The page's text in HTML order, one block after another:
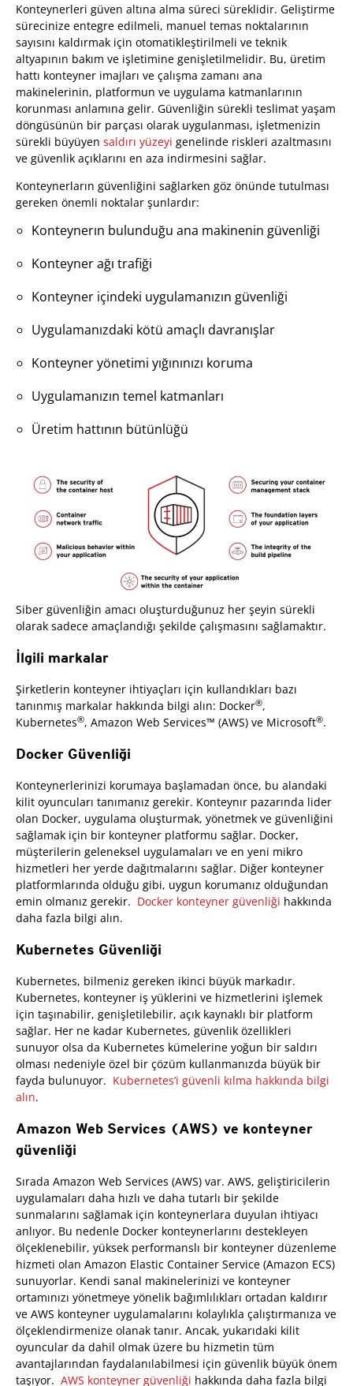
Konteynerleri güven altına alma süreci süreklidir. Geliştirme
sürecinize entegre edilmeli, manuel temas noktalarının
sayısını kaldırmak için otomatikleştirilmeli ve teknik
altyapının bakım ve işletimine genişletilmelidir. Bu, üretim
hattı konteyner imajları ve çalışma zamanı ana
makinelerinin, platformun ve uygulama katmanlarının
korunması anlamına gelir. Güvenliğin sürekli teslimat yaşam
döngüsünün bir parçası olarak uygulanması, işletmenizin
sürekli büyüyen saldırı yüzeyi genelinde riskleri azaltmasını
ve güvenlik açıklarını en aza indirmesini sağlar.
Konteynerların güvenliğini sağlarken göz önünde tutulması
gereken önemli noktalar şunlardır:
Konteynerın bulunduğu ana makinenin güvenliği
Konteyner ağı trafiği
Konteyner içindeki uygulamanızın güvenliği
Uygulamanızdaki kötü amaçlı davranışlar
Konteyner yönetimi yığınınızı koruma
Uygulamanızın temel katmanları
Üretim hattının bütünlüğü
Siber güvenliğin amacı oluşturduğunuz her şeyin sürekli
olarak sadece amaçlandığı şekilde çalışmasını sağlamaktır.
İlgili markalar
Şirketlerin konteyner ihtiyaçları için kullandıkları bazı
tanınmış markalar hakkında bilgi alın: Docker®,
Kubernetes®, Amazon Web Services™ (AWS) ve Microsoft®.
Docker Güvenliği
Konteynerlerinizi korumaya başlamadan önce, bu alandaki
kilit oyuncuları tanımanız gerekir. Konteynır pazarında lider
olan Docker, uygulama oluşturmak, yönetmek ve güvenliğini
sağlamak için bir konteyner platformu sağlar. Docker,
müşterilerin geleneksel uygulamaları ve en yeni mikro
hizmetleri her yerde dağıtmalarını sağlar. Diğer konteyner
platformlarında olduğu gibi, uygun korumanız olduğundan
emin olmanız gerekir. Docker konteyner güvenliği hakkında
daha fazla bilgi alın.
Kubernetes Güvenliği
Kubernetes, bilmeniz gereken ikinci büyük markadır.
Kubernetes, konteyner iş yüklerini ve hizmetlerini işlemek
için taşınabilir, genişletilebilir, açık kaynaklı bir platform
sağlar. Her ne kadar Kubernetes, güvenlik özellikleri
sunuyor olsa da Kubernetes kümelerine yoğun bir saldırı
olması nedeniyle özel bir çözüm kullanmanızda büyük bir
fayda bulunuyor. Kubernetes’i güvenli kılma hakkında bilgi
alın.
Amazon Web Services (AWS) ve konteyner
güvenliği
Sırada Amazon Web Services (AWS) var. AWS, geliştiricilerin
uygulamaları daha hızlı ve daha tutarlı bir şekilde
sunmalarını sağlamak için konteynerlara duyulan ihtiyacı
anlıyor. Bu nedenle Docker konteynerlarını destekleyen
ölçeklenebilir, yüksek performanslı bir konteyner düzenleme
hizmeti olan Amazon Elastic Container Service (Amazon ECS)
sunuyorlar. Kendi sanal makinelerinizi ve konteyner
ortamınızı yönetmeye yönelik bağımlılıkları ortadan kaldırır
ve AWS konteyner uygulamalarını kolaylıkla çalıştırmanıza ve
ölçeklendirmenize olanak tanır. Ancak, yukarıdaki kilit
oyuncular da dahil olmak üzere bu hizmetin tüm
avantajlarından faydalanılabilmesi için güvenlik büyük önem
taşıyor. AWS konteyner güvenliği hakkında daha fazla bilgi